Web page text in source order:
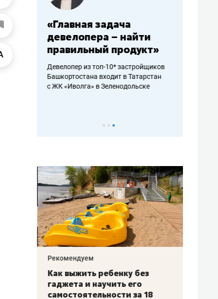
«Главная задача
девелопера – найти
правильный продукт»
Девелопер из топ-10* застройщиков
Башкортостана входит в Татарстан
с ЖК «Иволга» в Зеленодольске
–
Рекомендуем
Как выжить ребенку без
гаджета и научить его
самостоятельности за 18